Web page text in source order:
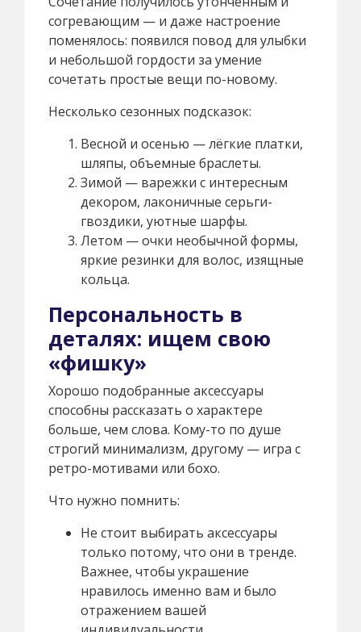
согревающим — и даже настроение
поменялось: появился повод для улыбки
и небольшой гордости за умение
сочетать простые вещи по-новому.
Несколько сезонных подсказок:
Весной и осенью — лёгкие платки,
шляпы, объемные браслеты.
Зимой — варежки с интересным
декором, лаконичные серьги-
гвоздики, уютные шарфы.
Летом — очки необычной формы,
яркие резинки для волос, изящные
кольца.
Персональность в
деталях: ищем свою
«фишку»
Хорошо подобранные аксессуары
способны рассказать о характере
больше, чем слова. Кому-то по душе
строгий минимализм, другому — игра с
ретро-мотивами или бохо.
Что нужно помнить:
Не стоит выбирать аксессуары
только потому, что они в тренде.
Важнее, чтобы украшение
нравилось именно вам и было
отражением вашей